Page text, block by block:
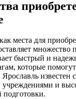
места для
множество
быстрый и
которые помогут
известен
учреждениями и
подготовки.